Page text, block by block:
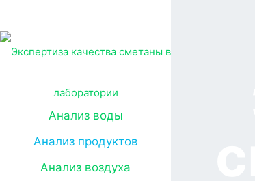
Анализ воды
Анализ продуктов
Анализ воздуха